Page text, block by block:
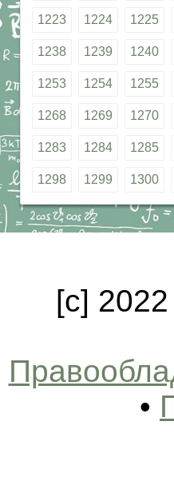
1223 1224 1225
1238 1239 1240
1253 1254 1255
1268 1269 1270
1283 1284 1285
1298 1299 1300
[c]
•